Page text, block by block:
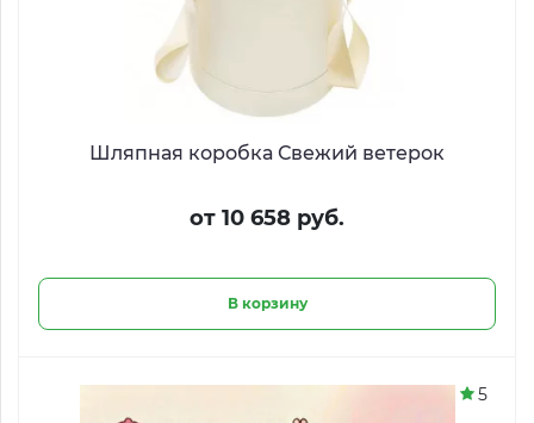
Шляпная коробка Свежий ветерок
от 10 658 руб.
В корзину
5